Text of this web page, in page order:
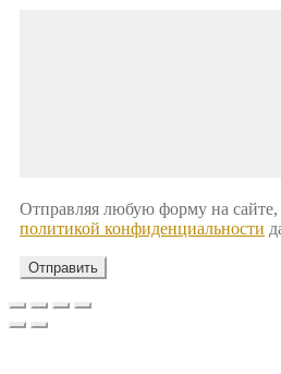
Отправляя любую форму на сайте,
политикой конфиденциальности